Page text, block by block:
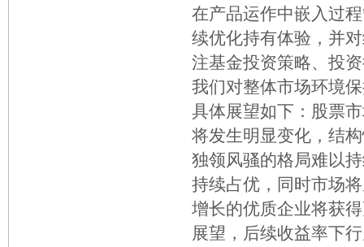
在产品运作中嵌入过
续优化持有体验，并
注基金投资策略、投
我们对整体市场环境
具体展望如下：股票
将发生明显变化，结
独领风骚的格局难以
持续占优，同时市场
增长的优质企业将获
展望，后续收益率下